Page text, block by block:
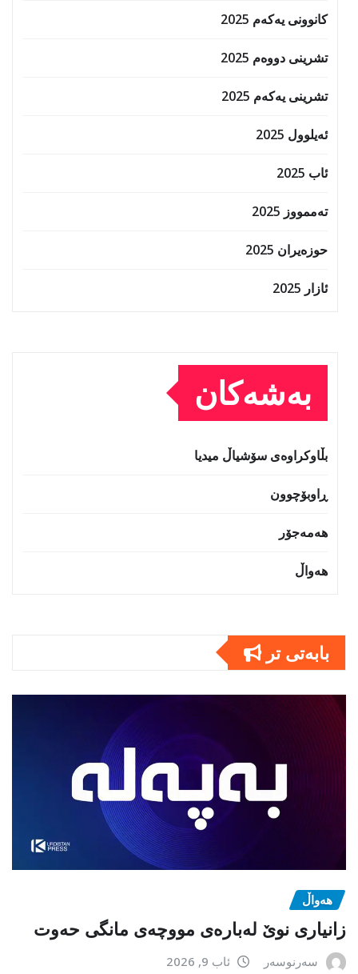
کانوونی یەکەم 2025
تشرینی دووەم 2025
تشرینی یەکەم 2025
ئەیلوول 2025
ئاب 2025
تەممووز 2025
حوزه‌یران 2025
ئازار 2025
بەشەکان
بڵاوکراوەی سۆشیاڵ میدیا
ڕاوبۆچوون
هەمەجۆر
هەواڵ
بابەتى تر
هەواڵ
زانیاری نوێ لەبارەی مووچەی مانگی حەوت
سەرنوسەر ئاب 9, 2026